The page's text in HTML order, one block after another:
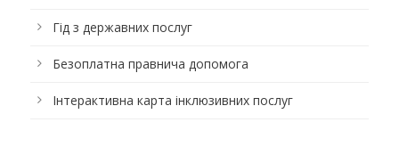
Гід з державних послуг
Безоплатна правнича допомога
Інтерактивна карта інклюзивних послуг